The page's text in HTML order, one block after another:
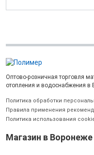
Оптово-розничная торговля
отопления и водоснабжения в
Политика обработки
Правила применения
Политика использования
Магазин в Воронеже